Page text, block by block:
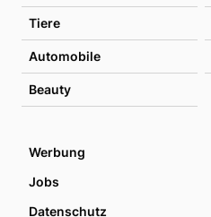
Tiere
Automobile
Beauty
Werbung
Jobs
Datenschutz